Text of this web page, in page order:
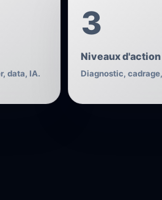
data, IA.
3
Niveaux d'action
Diagnostic,